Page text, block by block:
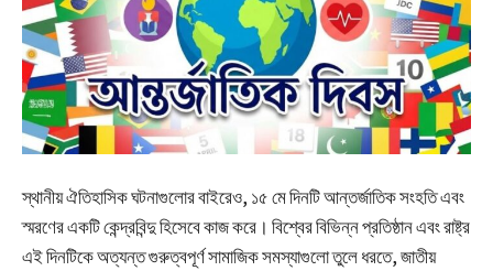
স্থানীয় ঐতিহাসিক ঘটনাগুলোর বাইরেও, ১৫ মে দিনটি আন্তর্জাতিক সংহতি এবং
স্মরণের একটি কেন্দ্রবিন্দু হিসেবে কাজ করে। বিশ্বের বিভিন্ন প্রতিষ্ঠান এবং রাষ্ট্র
এই দিনটিকে অত্যন্ত গুরুত্বপূর্ণ সামাজিক সমস্যাগুলো তুলে ধরতে, জাতীয়